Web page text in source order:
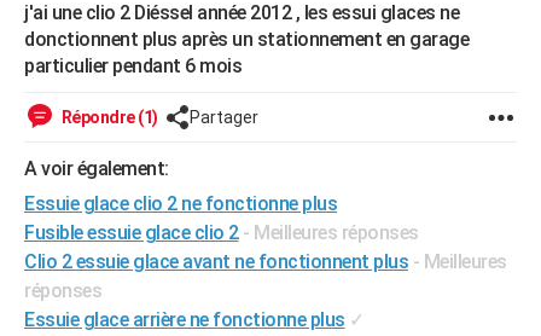
Mobiles
Meilleur smartphone
Internet
Ordinateurs
Jeux vidéo
Guide high-tech
+BRICOLAGE
Forum
Aménagement intérieur
Extérieur
Cuisine
Salle de bains
Jardinage
Rangement
WEEK-END
Guides de France
Escapades
Patrimoine
Expositions
Musées
Week-end nature
LIFESTYLE
Art de vivre
Bien-être
Loisirs
Mode
Modes de vie
SANTE
Alimentation
Guide de la santé
Maladies
Médicaments
Sommeil
VOYAGE
Destinations
City break
Voyage nature
Voyage de noces
Forum
Climat
+PHOTO
GUIDES D'ACHAT
j'ai une clio 2 Diéssel année 2012 , les essui glaces ne
donctionnent plus après un stationnement en garage
particulier pendant 6 mois
Répondre (1) Partager
A voir également:
Essuie glace clio 2 ne fonctionne plus
Fusible essuie glace clio 2 - Meilleures réponses
Clio 2 essuie glace avant ne fonctionnent plus - Meilleures
réponses
Essuie glace arrière ne fonctionne plus ✓